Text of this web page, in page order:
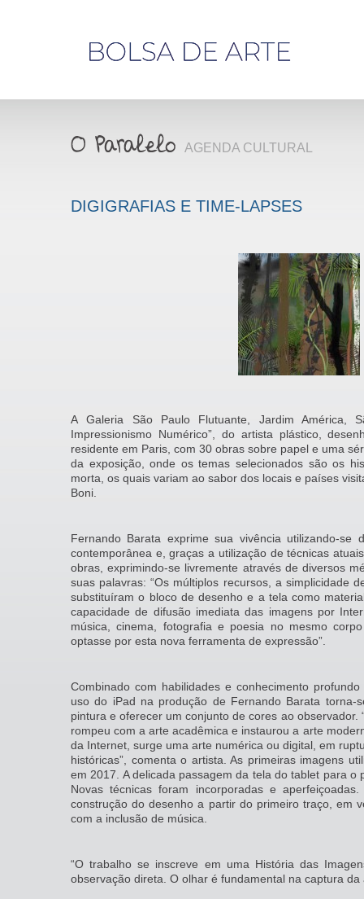
AGENDA CULTURAL
DIGIGRAFIAS E TIME-LAPSES
A Galeria São Paulo Flutuante, Jardim América,
Impressionismo Numérico”, do artista plástico,
residente em Paris, com 30 obras sobre papel e uma
da exposição, onde os temas selecionados são os
morta, os quais variam ao sabor dos locais e países
Boni.
Fernando Barata exprime sua vivência utilizando-se
contemporânea e, graças a utilização de técnicas
obras, exprimindo-se livremente através de diversos
suas palavras: “Os múltiplos recursos, a simplicidade
substituíram o bloco de desenho e a tela como
capacidade de difusão imediata das imagens por
música, cinema, fotografia e poesia no mesmo
optasse por esta nova ferramenta de expressão”.
Combinado com habilidades e conhecimento
uso do iPad na produção de Fernando Barata
pintura e oferecer um conjunto de cores ao
rompeu com a arte acadêmica e instaurou a arte
da Internet, surge uma arte numérica ou digital, em
históricas”, comenta o artista. As primeiras imagens
em 2017. A delicada passagem da tela do tablet para
Novas técnicas foram incorporadas e
construção do desenho a partir do primeiro traço, em
com a inclusão de música.
“O trabalho se inscreve em uma História das
observação direta. O olhar é fundamental na captura